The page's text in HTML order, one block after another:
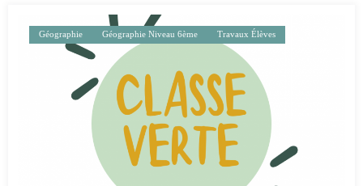
Géographie Géographie Niveau 6ème Travaux Élèves